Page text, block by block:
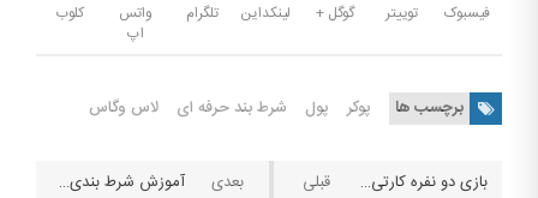
فیسبوک توییتر گوگل + لینکداین تلگرام
واتس
اپ
کلوب
برچسب ها پوکر پول شرط بند حرفه ای لاس وگاس
بازی دو نفره کارتی پینوکل چیست؟ + آموزش آموزش شرط بندی فوتبال: لیگ استرالیا